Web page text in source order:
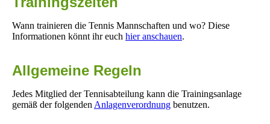
Wann trainieren die Tennis Mannschaften und wo? Diese
Informationen könnt ihr euch hier anschauen.
Allgemeine Regeln
Jedes Mitglied der Tennisabteilung kann die Trainingsanlage
gemäß der folgenden Anlagenverordnung benutzen.